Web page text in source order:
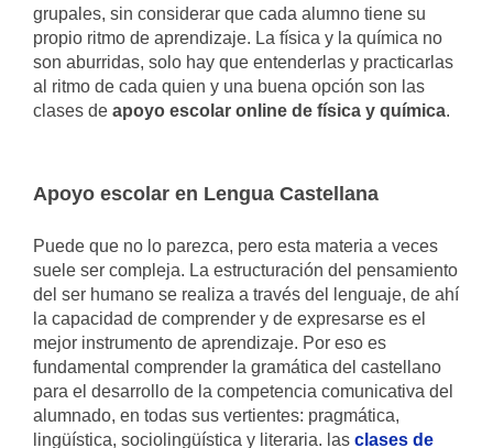
grupales, sin considerar que cada alumno tiene su
propio ritmo de aprendizaje. La física y la química no
son aburridas, solo hay que entenderlas y practicarlas
al ritmo de cada quien y una buena opción son las
clases de apoyo escolar online de física y química.
Apoyo escolar en Lengua Castellana
Puede que no lo parezca, pero esta materia a veces
suele ser compleja. La estructuración del pensamiento
del ser humano se realiza a través del lenguaje, de ahí
la capacidad de comprender y de expresarse es el
mejor instrumento de aprendizaje. Por eso es
fundamental comprender la gramática del castellano
para el desarrollo de la competencia comunicativa del
alumnado, en todas sus vertientes: pragmática,
lingüística, sociolingüística y literaria. las clases de